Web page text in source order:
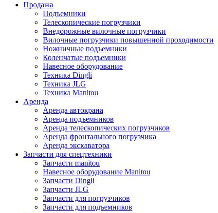
Продажа
Подъемники
Телескопические погрузчики
Внедорожные вилочные погрузчики
Вилочные погрузчики повышенной проходимости
Ножничные подъемники
Коленчатые подъемники
Навесное оборудование
Техника Dingli
Техника JLG
Техника Manitou
Аренда
Аренда автокрана
Аренда подъемников
Аренда телескопических погрузчиков
Аренда фронтального погрузчика
Аренда экскаватора
Запчасти для спецтехники
Запчасти manitou
Навесное оборудование Manitou
Запчасти Dingli
Запчасти JLG
Запчасти для погрузчиков
Запчасти для подъемников